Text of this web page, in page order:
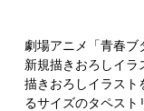
劇場アニメ「青春ブ
新規描きおろしイラ
描きおろしイラスト
るサイズのタペスト